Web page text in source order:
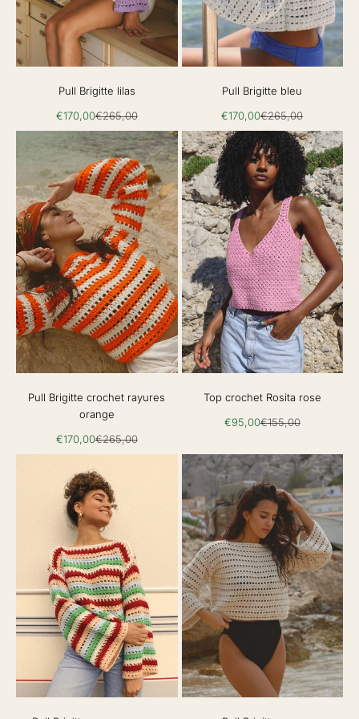
Pull Brigitte lilas
Prix de vente
€170,00Prix normal
€265,00
Pull Brigitte bleu
Prix de vente
€170,00Prix normal
€265,00
Pull Brigitte crochet rayures
orange
Prix de vente
€170,00Prix normal
€265,00
Top crochet Rosita rose
Prix de vente
€95,00Prix normal
€155,00